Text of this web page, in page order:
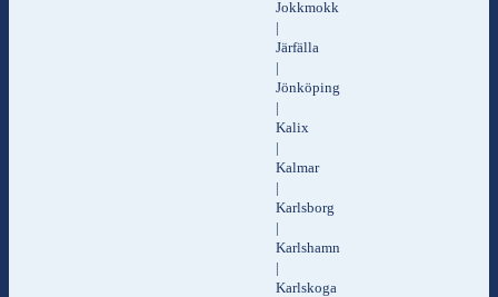
Jokkmokk
|
Järfälla
|
Jönköping
|
Kalix
|
Kalmar
|
Karlsborg
|
Karlshamn
|
Karlskoga